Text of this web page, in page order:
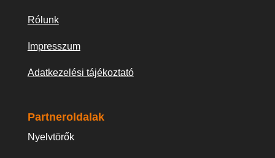
Rólunk
Impresszum
Adatkezelési tájékoztató
Partneroldalak
Nyelvtörők